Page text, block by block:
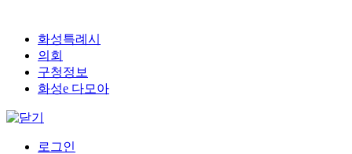
화성특례시
의회
구청정보
화성e 다모아
로그인